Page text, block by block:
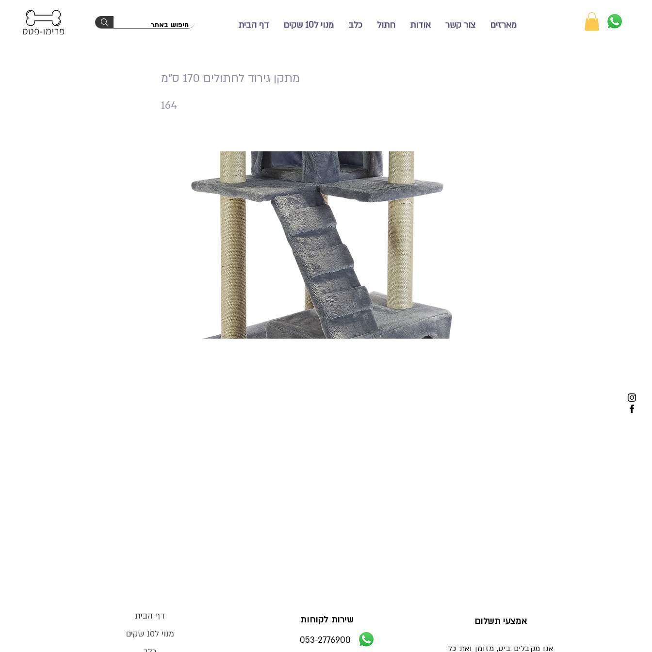
דף הבית מנוי ל10 שקים כלב חתול אודות צור קשר מארזים
מתקן גירוד לחתולים 170 ס"מ
164
דף הבית
מנוי ל10 שקים
שירות לקוחות
053-2776900
אמצעי תשלום
אנו מקבלים ביט, מזומן ואת כל